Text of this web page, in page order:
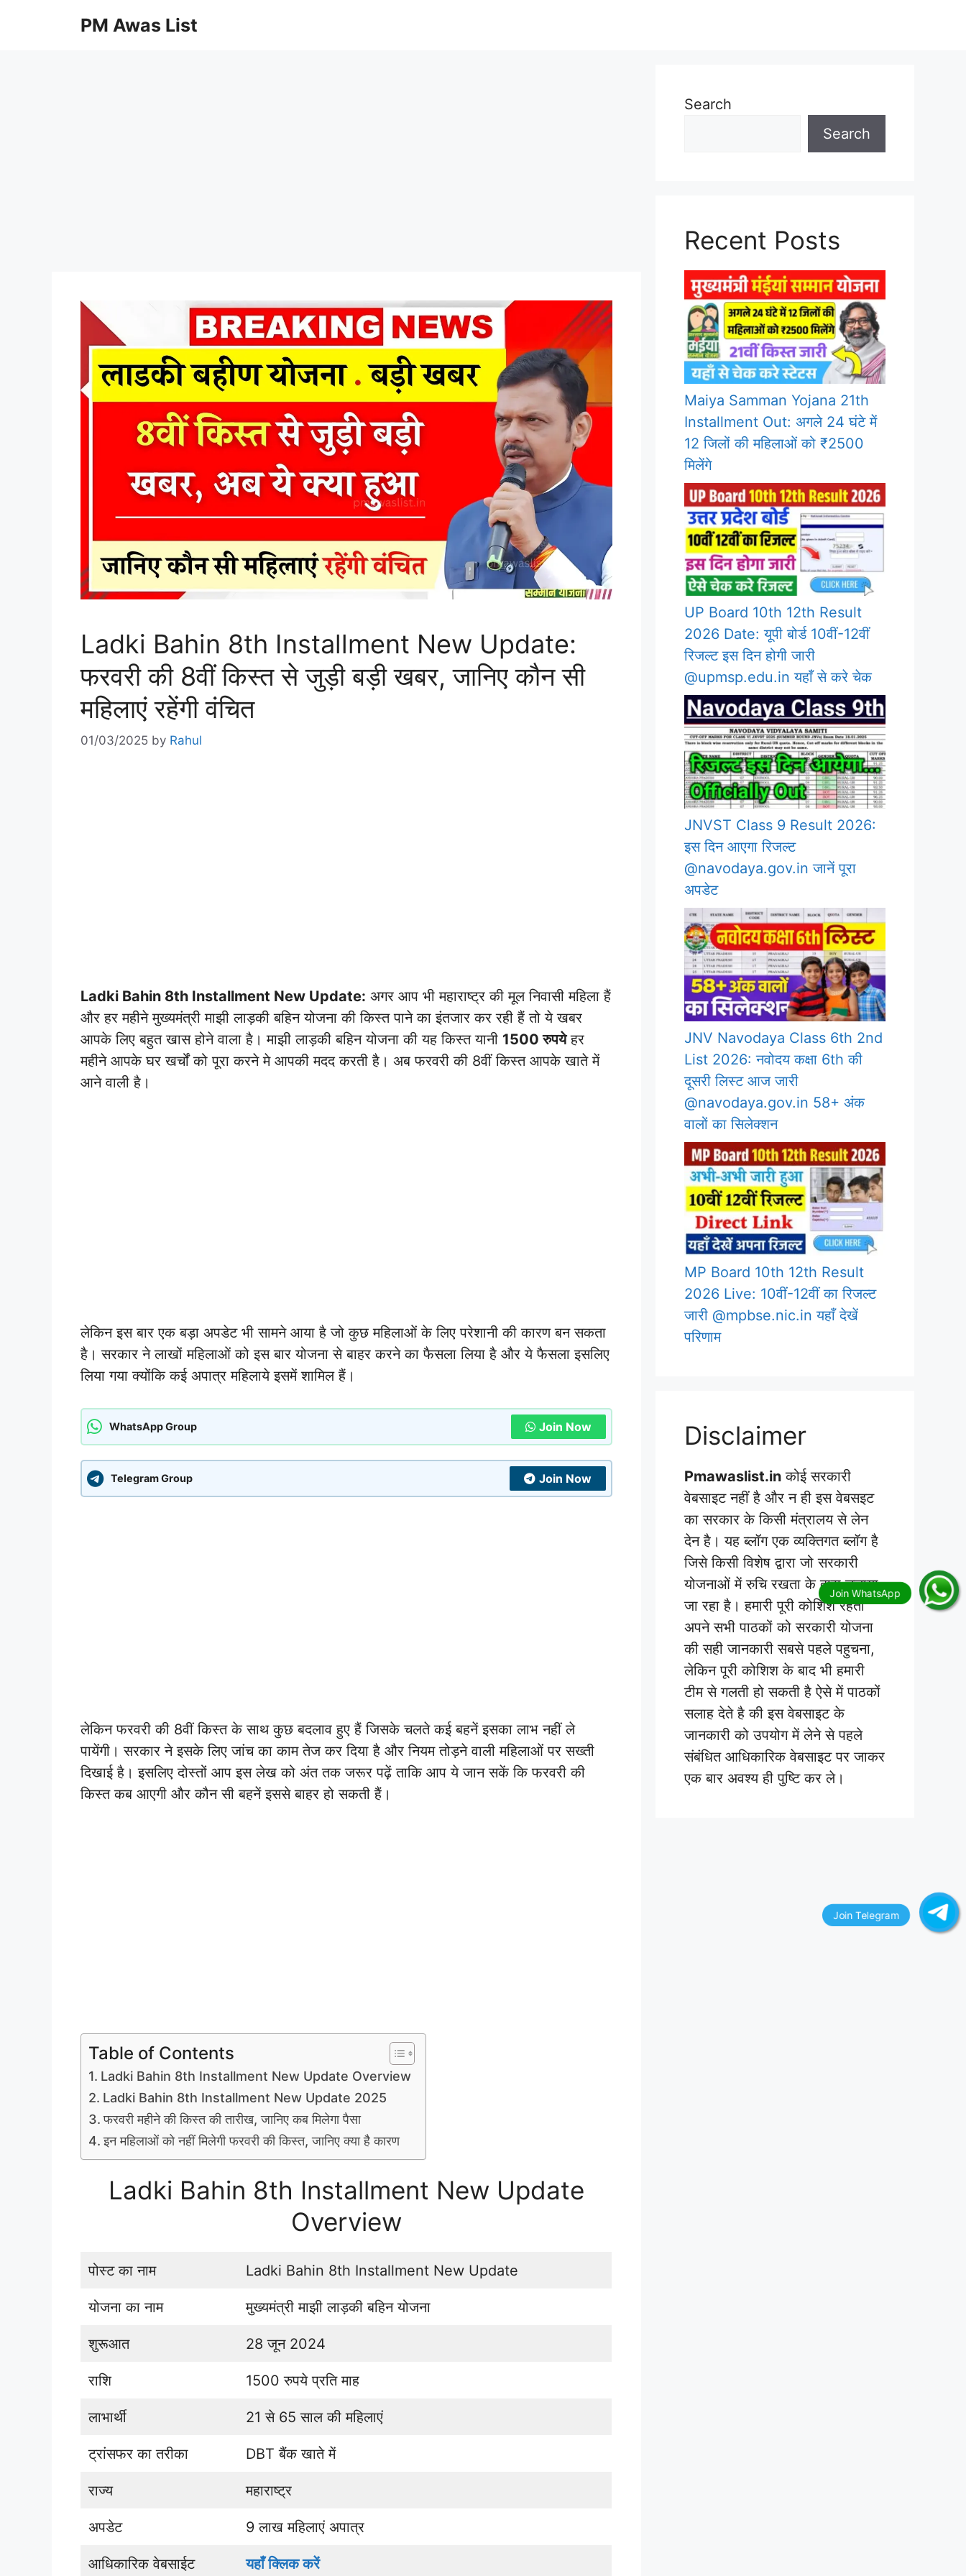
PM Awas List
Ladki Bahin 8th Installment New Update:
फरवरी की 8वीं किस्त से जुड़ी बड़ी खबर, जानिए कौन सी
महिलाएं रहेंगी वंचित
01/03/2025 by Rahul
Ladki Bahin 8th Installment New Update: अगर आप भी महाराष्ट्र की मूल निवासी महिला हैं
और हर महीने मुख्यमंत्री माझी लाड़की बहिन योजना की किस्त पाने का इंतजार कर रही हैं तो ये खबर
आपके लिए बहुत खास होने वाला है। माझी लाड़की बहिन योजना की यह किस्त यानी 1500 रुपयेहर
महीने आपके घर खर्चों को पूरा करने मे आपकी मदद करती है। अब फरवरी की 8वीं किस्त आपके खाते में
आने वाली है।
लेकिन इस बार एक बड़ा अपडेट भी सामने आया है जो कुछ महिलाओं के लिए परेशानी की कारण बन सकता
है। सरकार ने लाखों महिलाओं को इस बार योजना से बाहर करने का फैसला लिया है और ये फैसला इसलिए
लिया गया क्योंकि कई अपात्र महिलाये इसमें शामिल हैं।
WhatsApp Group Join Now
Telegram Group Join Now
लेकिन फरवरी की 8वीं किस्त के साथ कुछ बदलाव हुए हैं जिसके चलते कई बहनें इसका लाभ नहीं ले
पायेंगी। सरकार ने इसके लिए जांच का काम तेज कर दिया है और नियम तोड़ने वाली महिलाओं पर सख्ती
दिखाई है। इसलिए दोस्तों आप इस लेख को अंत तक जरूर पढ़ें ताकि आप ये जान सकें कि फरवरी की
किस्त कब आएगी और कौन सी बहनें इससे बाहर हो सकती हैं।
Table of Contents
Ladki Bahin 8th Installment New Update Overview
Ladki Bahin 8th Installment New Update 2025
फरवरी महीने की किस्त की तारीख, जानिए कब मिलेगा पैसा
इन महिलाओं को नहीं मिलेगी फरवरी की किस्त, जानिए क्या है कारण
Ladki Bahin 8th Installment New Update
Overview
पोस्ट का नाम Ladki Bahin 8th Installment New Update
योजना का नाम मुख्यमंत्री माझी लाड़की बहिन योजना
शुरूआत 28 जून 2024
राशि 1500 रुपये प्रति माह
लाभार्थी 21 से 65 साल की महिलाएं
ट्रांसफर का तरीका DBT बैंक खाते में
राज्य महाराष्ट्र
अपडेट 9 लाख महिलाएं अपात्र
आधिकारिक वेबसाईट यहाँ क्लिक करें
Search
Search
Recent Posts
Maiya Samman Yojana 21th
Installment Out: अगले 24 घंटे में
12 जिलों की महिलाओं को ₹2500
मिलेंगे
UP Board 10th 12th Result
2026 Date: यूपी बोर्ड 10वीं-12वीं
रिजल्ट इस दिन होगी जारी
@upmsp.edu.in यहाँ से करे चेक
JNVST Class 9 Result 2026:
इस दिन आएगा रिजल्ट
@navodaya.gov.in जानें पूरा
अपडेट
JNV Navodaya Class 6th 2nd
List 2026: नवोदय कक्षा 6th की
दूसरी लिस्ट आज जारी
@navodaya.gov.in 58+ अंक
वालों का सिलेक्शन
MP Board 10th 12th Result
2026 Live: 10वीं-12वीं का रिजल्ट
जारी @mpbse.nic.in यहाँ देखें
परिणाम
Disclaimer
Pmawaslist.in कोई सरकारी
वेबसाइट नहीं है और न ही इस वेबसइट
का सरकार के किसी मंत्रालय से लेन
देन है। यह ब्लॉग एक व्यक्तिगत ब्लॉग है
जिसे किसी विशेष द्वारा जो सरकारी
योजनाओं में रुचि रखता के द्वारा चलाया
जा रहा है। हमारी पूरी कोशिश रहती
अपने सभी पाठकों को सरकारी योजना
की सही जानकारी सबसे पहले पहुचना,
लेकिन पूरी कोशिश के बाद भी हमारी
टीम से गलती हो सकती है ऐसे में पाठकों
सलाह देते है की इस वेबसाइट के
जानकारी को उपयोग में लेने से पहले
संबंधित आधिकारिक वेबसाइट पर जाकर
एक बार अवश्य ही पुष्टि कर ले।